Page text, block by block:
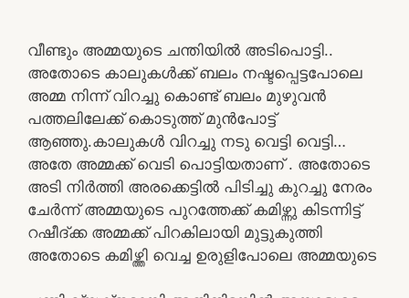
വീണ്ടും അമ്മയുടെ ചന്തിയിൽ അടിപൊട്ടി..
അതോടെ കാലുകൾക്ക് ബലം നഷ്ടപ്പെട്ടപോലെ
അമ്മ നിന്ന് വിറച്ചു കൊണ്ട് ബലം മുഴുവൻ
പത്തലിലേക്ക് കൊടുത്ത് മുൻപോട്ട്
ആഞ്ഞു.കാലുകൾ വിറച്ചു നടു വെട്ടി വെട്ടി…
അതേ അമ്മക്ക് വെടി പൊട്ടിയതാണ് . അതോടെ
അടി നിർത്തി അരക്കെട്ടിൽ പിടിച്ചു കുറച്ചു നേരം
ചേർന്ന് അമ്മയുടെ പുറത്തേക്ക് കമിഴ്ന്നു കിടന്നിട്ട്
റഷീദ്ക്ക അമ്മക്ക് പിറകിലായി മുട്ടുകുത്തി
അതോടെ കമിഴ്ത്തി വെച്ച ഉരുളിപോലെ അമ്മയുടെ